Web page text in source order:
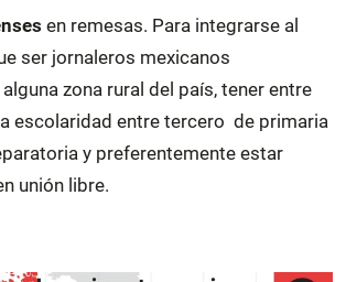
en remesas. Para integrarse al
ser jornaleros mexicanos
zona rural del país, tener entre
escolaridad entre tercero de primaria
y preferentemente estar
unión libre.